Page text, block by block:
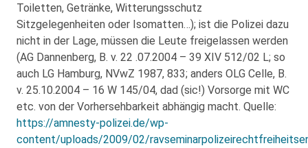
Toiletten, Getränke, Witterungsschutz
Sitzgelegenheiten oder Isomatten…); ist die Polizei dazu
nicht in der Lage, müssen die Leute freigelassen werden
(AG Dannenberg, B. v. 22 .07.2004 – 39 XIV 512/02 L; so
auch LG Hamburg, NVwZ 1987, 833; anders OLG Celle, B.
v. 25.10.2004 – 16 W 145/04, dad (sic!) Vorsorge mit WC
etc. von der Vorhersehbarkeit abhängig macht. Quelle:
https://amnesty-polizei.de/wp-
content/uploads/2009/02/